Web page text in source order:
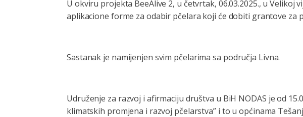
U okviru projekta BeeAlive 2, u četvrtak, 06.03.2025., u Velikoj
aplikacione forme za odabir pčelara koji će dobiti grantove za
Sastanak je namijenjen svim pčelarima sa područja Livna.
Udruženje za razvoj i afirmaciju društva u BiH NODAS je od
klimatskih promjena i razvoj pčelarstva” i to u općinama